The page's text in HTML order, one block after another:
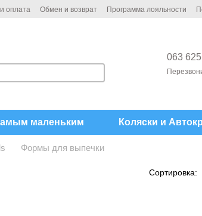
оплата Обмен и возврат Программа лояльности
063
маленьким Коляски и
Формы для выпечки
Сортировка: